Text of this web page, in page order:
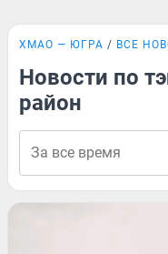
ХМАО — ЮГРА ВСЕ
Новости по
район